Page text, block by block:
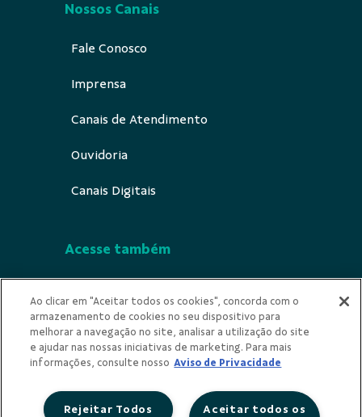
Nossos Canais
Fale Conosco
Imprensa
Canais de Atendimento
Ouvidoria
Canais Digitais
Acesse também
Indícios de Ilicitude
Privacidade
Ao clicar em "Aceitar todos os cookies", concorda com o
armazenamento de cookies no seu dispositivo para
melhorar a navegação no site, analisar a utilização do site
e ajudar nas nossas iniciativas de marketing. Para mais
informações, consulte nosso Aviso de Privacidade
Aceitar todos os
Rejeitar Todos